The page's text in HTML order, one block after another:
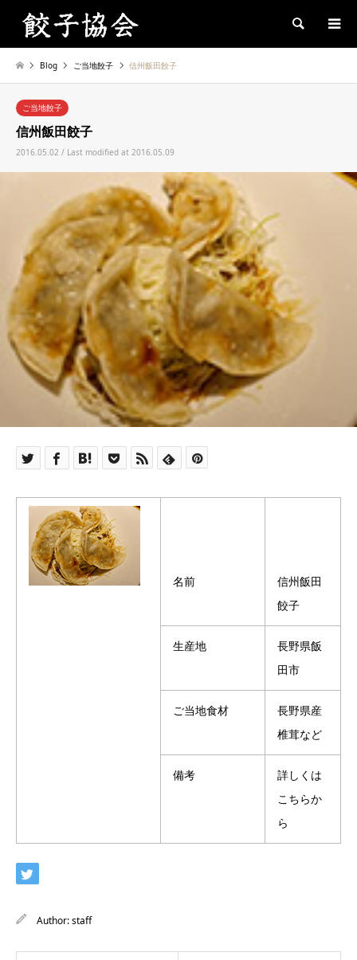
Search
Blog ご当地餃子 信州飯田餃子
ご当地餃子
信州飯田餃子
2016.05.02 / Last modified at 2016.05.09
名前
信州飯田
餃子
生産地
長野県飯
田市
ご当地食材
長野県産
椎茸など
備考
詳しくは
こちらか
ら
Author:staff